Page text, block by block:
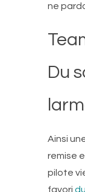
ne
Du
Ainsi
remise
pilote
favori